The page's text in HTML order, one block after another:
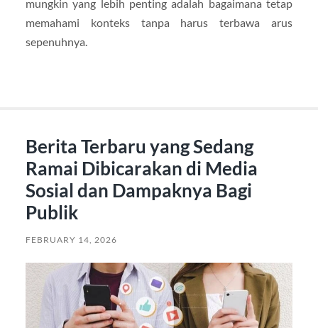
mungkin yang lebih penting adalah bagaimana tetap
memahami konteks tanpa harus terbawa arus
sepenuhnya.
Berita Terbaru yang Sedang
Ramai Dibicarakan di Media
Sosial dan Dampaknya Bagi
Publik
FEBRUARY 14, 2026